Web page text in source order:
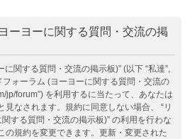
ーヨーに関する質問・交流の掲
関する質問・交流の掲示板)” (以下 “私達”,
フォーラム (ヨーヨーに関する質問・交流の
jp/forum”) を利用するに当たって、あなたは
なされます。規約に同意しない場合、 “リ
する質問・交流の掲示板)” の利用を行わな
の規約を変更できます。更新・変更された